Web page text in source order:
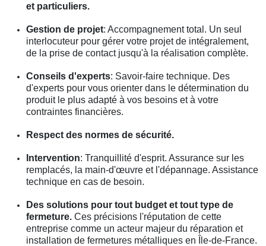
et particuliers.
Gestion de projet: Accompagnement total. Un seul
interlocuteur pour gérer votre projet de intégralement,
de la prise de contact jusqu'à la réalisation complète.
Conseils d'experts: Savoir-faire technique. Des
d'experts pour vous orienter dans le détermination du
produit le plus adapté à vos besoins et à votre
contraintes financières.
Respect des normes de sécurité.
Intervention: Tranquillité d'esprit. Assurance sur les
remplacés, la main-d'œuvre et l'dépannage. Assistance
technique en cas de besoin.
Des solutions pour tout budget et tout type de
fermeture. Ces précisions l'réputation de cette
entreprise comme un acteur majeur du réparation et
installation de fermetures métalliques en Île-de-France.